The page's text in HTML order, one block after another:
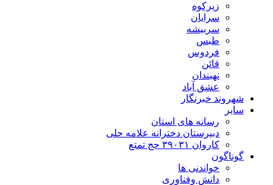
زیرکوه
سرایان
سربیشه
طبس
فردوس
قائن
نهبندان
عشق آباد
شهروند خبرنگار
سایر
رسانه های استان
دبیرستان دخترانه علامه حلی
کاروان ۳۹۰۳۱ حج تمتع
گوناگون
خواندنی ها
دانش وفناوری